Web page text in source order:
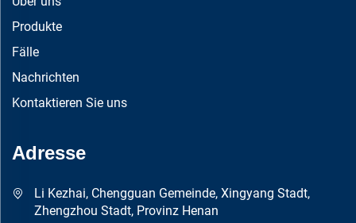
Produkte
Fälle
Nachrichten
Kontaktieren Sie uns
Adresse
Li Kezhai, Chengguan Gemeinde, Xingyang Stadt,
Zhengzhou Stadt, Provinz Henan